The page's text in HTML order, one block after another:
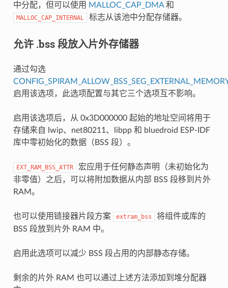
中分配，但可以使用 MALLOC_CAP_DMA和
MALLOC_CAP_INTERNAL 标志从该池中分配存储器。
允许 .bss 段放入片外存储器
通过勾选
启用该选项，此选项配置与其它三个选项互不影响。
启用该选项后，从 0x3D000000 起始的地址空间将用于
存储来自 lwip、net80211、libpp 和 bluedroid ESP-IDF
库中零初始化的数据（BSS 段）。
EXT_RAM_BSS_ATTR
宏应用于任何静态声明（未初始化为
非零值）之后，可以将附加数据从内部 BSS 段移到片外
RAM。
也可以使用链接器片段方案 extram_bss
将组件或库的
BSS 段放到片外 RAM 中。
启用此选项可以减少 BSS 段占用的内部静态存储。
剩余的片外 RAM 也可以通过上述方法添加到堆分配器